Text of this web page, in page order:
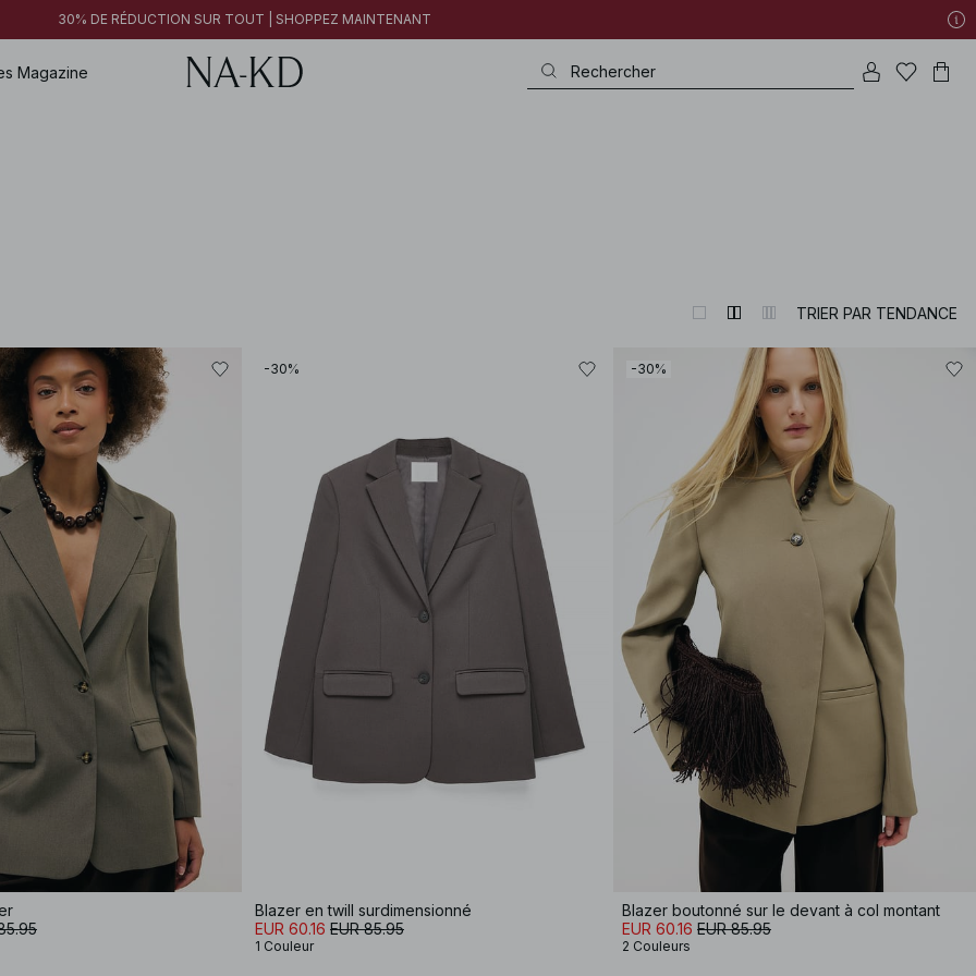
30% DE RÉDUCTION SUR TOUT | SHOPPEZ MAINTENANT
Magazine
TRIER PAR TENDANCE
-30%
Blazer en twill surdimensionné
EUR 60.16 EUR 85.95
1 Couleur
-30%
Blazer boutonné sur le devant à col montant
EUR 60.16 EUR 85.95
2 Couleurs